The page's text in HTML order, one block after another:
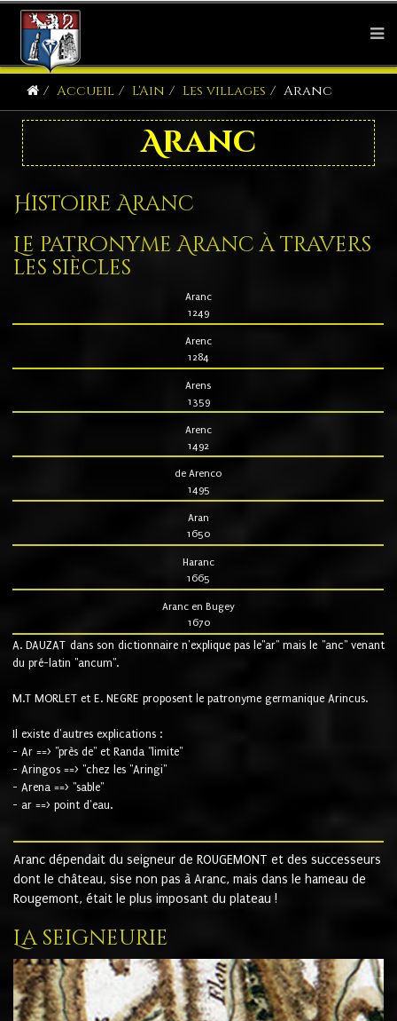
Accueil L'Ain Les villages Aranc
Aranc
Histoire Aranc
Le patronyme Aranc à travers
les siècles
Aranc
1249
Arenc
1284
Arens
1359
Arenc
1492
de Arenco
1495
Aran
1650
Haranc
1665
Aranc en Bugey
1670
A. DAUZAT dans son dictionnaire n'explique pas le"ar" mais le "anc" venant
du pré-latin "ancum".
M.T MORLET et E. NEGRE proposent le patronyme germanique Arincus.
Il existe d'autres explications :
- Ar ==> "près de" et Randa "limite"
- Aringos ==> "chez les "Aringi"
- Arena ==> "sable"
- ar ==> point d'eau.
Aranc dépendait du seigneur de ROUGEMONT et des successeurs
dont le château, sise non pas à Aranc, mais dans le hameau de
Rougemont, était le plus imposant du plateau !
La seigneurie